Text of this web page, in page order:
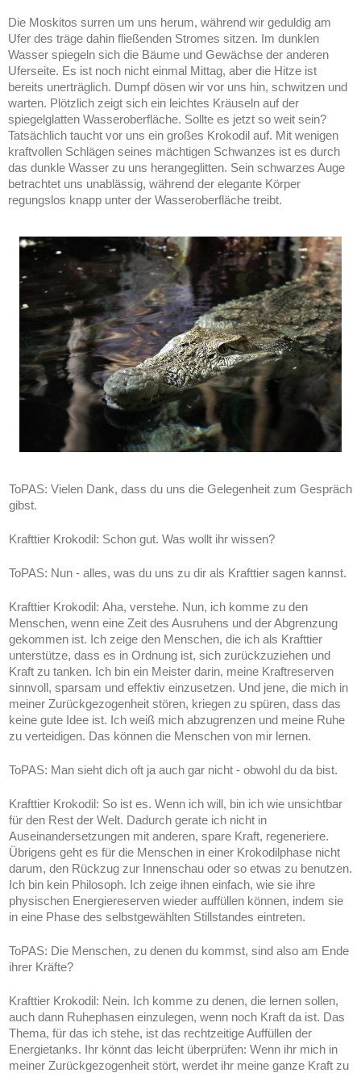
Die Moskitos surren um uns herum, während wir geduldig am
Ufer des träge dahin fließenden Stromes sitzen. Im dunklen
Wasser spiegeln sich die Bäume und Gewächse der anderen
Uferseite. Es ist noch nicht einmal Mittag, aber die Hitze ist
bereits unerträglich. Dumpf dösen wir vor uns hin, schwitzen und
warten. Plötzlich zeigt sich ein leichtes Kräuseln auf der
spiegelglatten Wasseroberfläche. Sollte es jetzt so weit sein?
Tatsächlich taucht vor uns ein großes Krokodil auf. Mit wenigen
kraftvollen Schlägen seines mächtigen Schwanzes ist es durch
das dunkle Wasser zu uns herangeglitten. Sein schwarzes Auge
betrachtet uns unablässig, während der elegante Körper
regungslos knapp unter der Wasseroberfläche treibt.
ToPAS: Vielen Dank, dass du uns die Gelegenheit zum Gespräch
gibst.
Krafttier Krokodil: Schon gut. Was wollt ihr wissen?
ToPAS: Nun - alles, was du uns zu dir als Krafttier sagen kannst.
Krafttier Krokodil: Aha, verstehe. Nun, ich komme zu den
Menschen, wenn eine Zeit des Ausruhens und der Abgrenzung
gekommen ist. Ich zeige den Menschen, die ich als Krafttier
unterstütze, dass es in Ordnung ist, sich zurückzuziehen und
Kraft zu tanken. Ich bin ein Meister darin, meine Kraftreserven
sinnvoll, sparsam und effektiv einzusetzen. Und jene, die mich in
meiner Zurückgezogenheit stören, kriegen zu spüren, dass das
keine gute Idee ist. Ich weiß mich abzugrenzen und meine Ruhe
zu verteidigen. Das können die Menschen von mir lernen.
ToPAS: Man sieht dich oft ja auch gar nicht - obwohl du da bist.
Krafttier Krokodil: So ist es. Wenn ich will, bin ich wie unsichtbar
für den Rest der Welt. Dadurch gerate ich nicht in
Auseinandersetzungen mit anderen, spare Kraft, regeneriere.
Übrigens geht es für die Menschen in einer Krokodilphase nicht
darum, den Rückzug zur Innenschau oder so etwas zu benutzen.
Ich bin kein Philosoph. Ich zeige ihnen einfach, wie sie ihre
physischen Energiereserven wieder auffüllen können, indem sie
in eine Phase des selbstgewählten Stillstandes eintreten.
ToPAS: Die Menschen, zu denen du kommst, sind also am Ende
ihrer Kräfte?
Krafttier Krokodil: Nein. Ich komme zu denen, die lernen sollen,
auch dann Ruhephasen einzulegen, wenn noch Kraft da ist. Das
Thema, für das ich stehe, ist das rechtzeitige Auffüllen der
Energietanks. Ihr könnt das leicht überprüfen: Wenn ihr mich in
meiner Zurückgezogenheit stört, werdet ihr meine ganze Kraft zu